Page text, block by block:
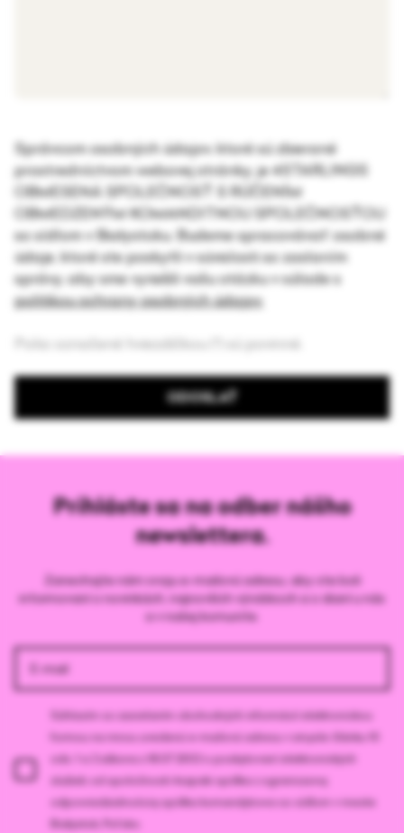
Správcom osobných údajov, ktoré sú zbierané
prostredníctvom webovej stránky, je 4STARLINGS
OBMESENÁ SPOLEČNOSŤ S RÚČENÍM
OBMEDZENÝM KOMANDITNOU SPOLEČNOSŤOU
so sídlom v Białystoku. Budeme spracovávať osobné
údaje, ktoré ste poskytli v súvislosti so zaslaním
správy, aby sme vyriešili vašu otázku v súlade s
politikou ochrany osobných údajov.
Polia označené hviezdičkou (*) sú povinné.
ODOSLAŤ
Prihláste sa na odber nášho
newslettera.
Zanechajte nám svoju e-mailovú adresu, aby ste boli
informovaní o novinkách, najnovších výrobkoch a o dianí u nás
a v našej komunite.
Súhlasím so zasielaním obchodných informácií elektronickou
formou na mnou uvedenú e-mailovú adresu v zmysle článku 10
ods. 1 a 2 zákona z 18.07.2002 o poskytovaní elektronických
služieb od spoločnosti 4szpaki spółka z ograniczoną
odpowiedzialnością spółka komandytowa so sídlom v meste
Białystok, Poľsko.